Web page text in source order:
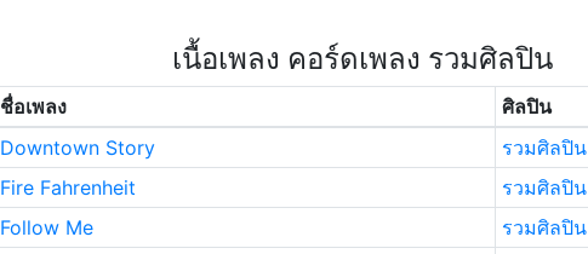
เนื้อเพลง คอร์ดเพลง รวมศิลปิน
ชื่อเพลง
ศิลปิน
Downtown Story
รวมศิลปิน
Fire Fahrenheit
รวมศิลปิน
Follow Me
รวมศิลปิน